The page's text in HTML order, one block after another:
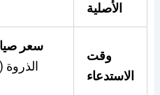
الأصلية
وقت
الاستدعاء
سعر